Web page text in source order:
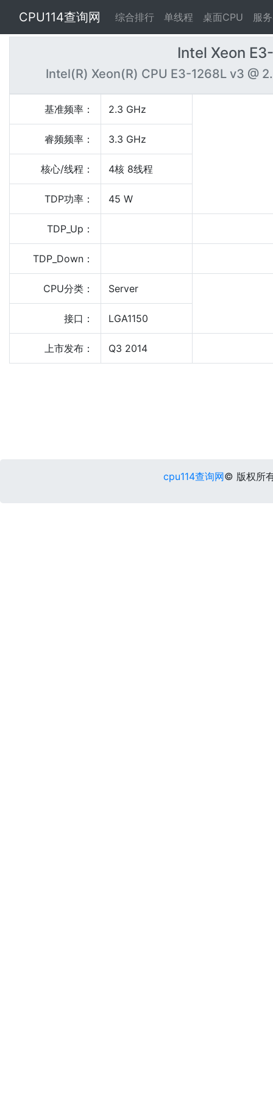
CPU114查询网 综合排行 单线程 桌面CPU 服
Intel Xeon
Intel(R) Xeon(R) CPU E3-1268L v3 @
基准频率： 2.3 GHz
睿频频率： 3.3 GHz
核心/线程： 4核 8线程
TDP功率： 45 W
TDP_Up：
TDP_Down：
CPU分类： Server
接口： LGA1150
上市发布： Q3 2014
cpu114查询网© 版权所